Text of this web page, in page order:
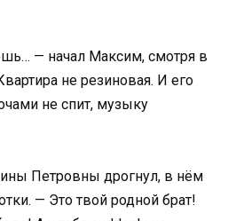
— начал Максим, смотря в
не резиновая. И его
не спит, музыку
Петровны дрогнул, в нём
— Это твой родной брат!